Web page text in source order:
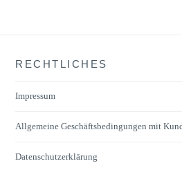
RECHTLICHES
Impressum
Allgemeine Geschäftsbedingungen mit
Datenschutzerklärung